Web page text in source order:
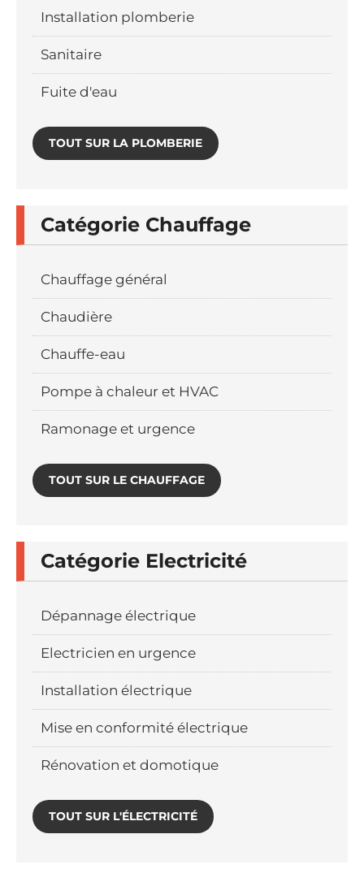
Installation plomberie
Sanitaire
Fuite d'eau
TOUT SUR LA PLOMBERIE
Catégorie Chauffage
Chauffage général
Chaudière
Chauffe-eau
Pompe à chaleur et HVAC
Ramonage et urgence
TOUT SUR LE CHAUFFAGE
Catégorie Electricité
Dépannage électrique
Electricien en urgence
Installation électrique
Mise en conformité électrique
Rénovation et domotique
TOUT SUR L'ÉLECTRICITÉ